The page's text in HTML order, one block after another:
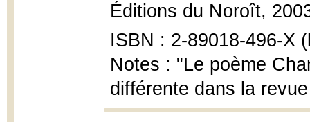
Éditions du Noroît,
ISBN : 2-89018-496-X
Notes : "Le poème
différente dans la